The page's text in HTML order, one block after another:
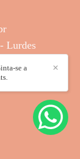
Lurdes
✕
se a